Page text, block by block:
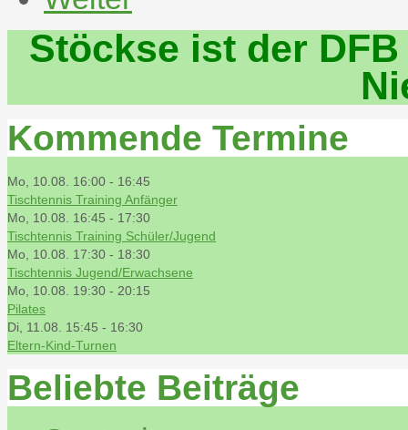
Stöckse ist der
Kommende Termine
Mo, 10.08. 16:00 - 16:45
Tischtennis Training Anfänger
Mo, 10.08. 16:45 - 17:30
Tischtennis Training Schüler/Jugend
Mo, 10.08. 17:30 - 18:30
Tischtennis Jugend/Erwachsene
Mo, 10.08. 19:30 - 20:15
Pilates
Di, 11.08. 15:45 - 16:30
Eltern-Kind-Turnen
Beliebte Beiträge